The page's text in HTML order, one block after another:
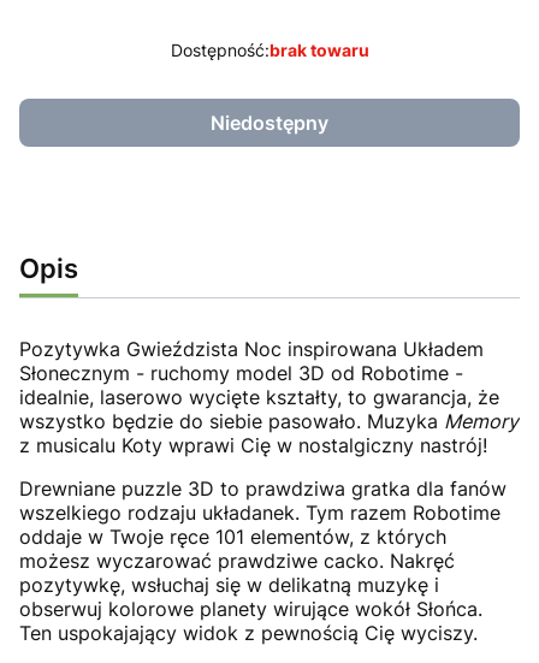
Dostępność:brak towaru
Niedostępny
Opis
Pozytywka Gwieździsta Noc inspirowana Układem
Słonecznym - ruchomy model 3D od Robotime -
idealnie, laserowo wycięte kształty, to gwarancja, że
wszystko będzie do siebie pasowało. Muzyka Memory
z musicalu Koty wprawi Cię w nostalgiczny nastrój!
Drewniane puzzle 3D to prawdziwa gratka dla fanów
wszelkiego rodzaju układanek. Tym razem Robotime
oddaje w Twoje ręce 101 elementów, z których
możesz wyczarować prawdziwe cacko. Nakręć
pozytywkę, wsłuchaj się w delikatną muzykę i
obserwuj kolorowe planety wirujące wokół Słońca.
Ten uspokajający widok z pewnością Cię wyciszy.